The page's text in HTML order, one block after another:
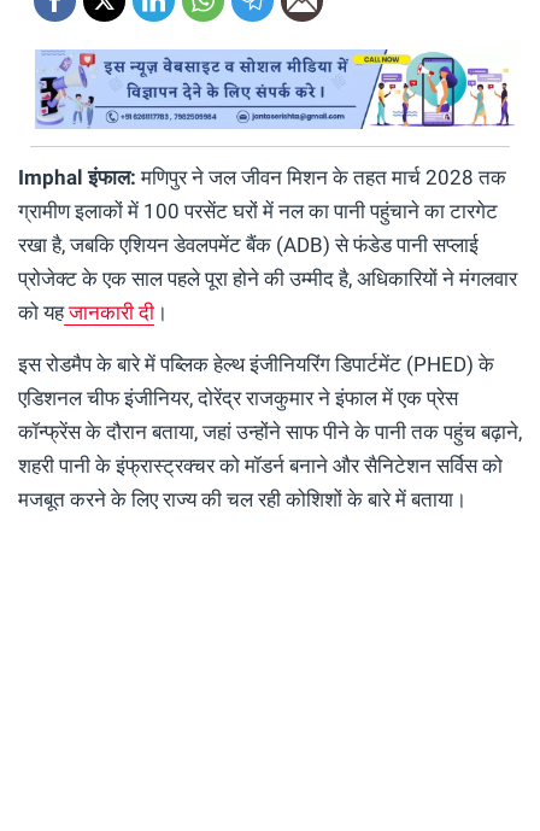
Imphal इंफाल:मणिपुर ने जल जीवन मिशन के तहत मार्च 2028 तक
ग्रामीण इलाकों में 100 परसेंट घरों में नल का पानी पहुंचाने का टारगेट
रखा है, जबकि एशियन डेवलपमेंट बैंक (ADB) से फंडेड पानी सप्लाई
प्रोजेक्ट के एक साल पहले पूरा होने की उम्मीद है, अधिकारियों ने मंगलवार
को यहजानकारी दी ।
इस रोडमैप के बारे में पब्लिक हेल्थ इंजीनियरिंग डिपार्टमेंट (PHED) के
एडिशनल चीफ इंजीनियर, दोरेंद्र राजकुमार ने इंफाल में एक प्रेस
कॉन्फ्रेंस के दौरान बताया, जहां उन्होंने साफ पीने के पानी तक पहुंच बढ़ाने,
शहरी पानी के इंफ्रास्ट्रक्चर को मॉडर्न बनाने और सैनिटेशन सर्विस को
मजबूत करने के लिए राज्य की चल रही कोशिशों के बारे में बताया।